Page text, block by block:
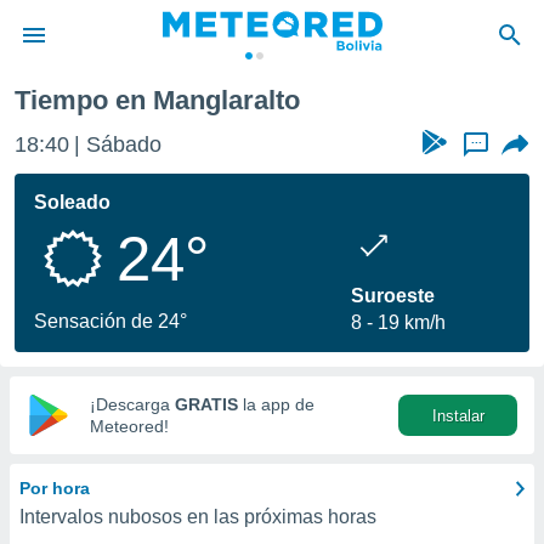
de
ha
calidad.
a este
las
y
digital
basada
Tiempo en Manglaralto
18:40 Sábado ...
Soleado
24°
Sensación de 24°
Suroeste
8
19 km/h
¡Descarga GRATIS la app de
Meteored!
Instalar
Por hora
Intervalos nubosos en las próximas horas